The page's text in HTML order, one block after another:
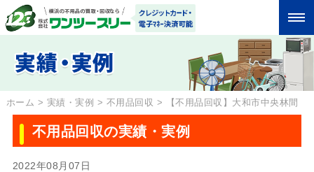
ホーム > 実績・実例 > 不用品回収 > 【不用品回収】大和市中央林間
不用品回収の実績・実例
2022年08月07日